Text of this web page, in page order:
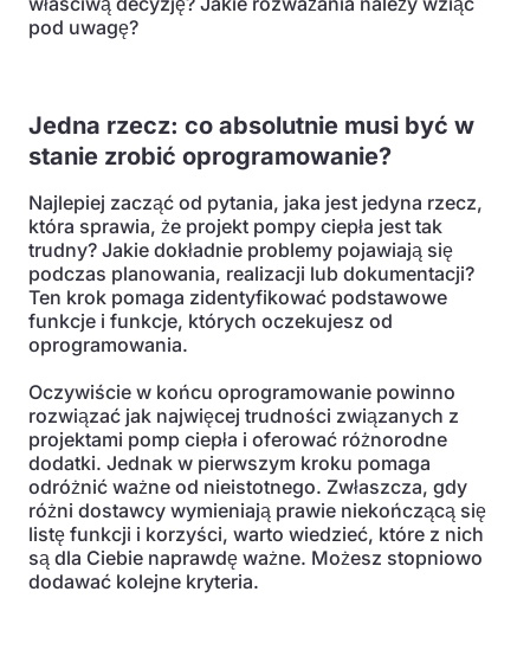
pod uwagę?
Jedna rzecz: co absolutnie musi być w
stanie zrobić oprogramowanie?
Najlepiej zacząć od pytania, jaka jest jedyna rzecz,
która sprawia, że projekt pompy ciepła jest tak
trudny? Jakie dokładnie problemy pojawiają się
podczas planowania, realizacji lub dokumentacji?
Ten krok pomaga zidentyfikować podstawowe
funkcje i funkcje, których oczekujesz od
oprogramowania.
Oczywiście w końcu oprogramowanie powinno
rozwiązać jak najwięcej trudności związanych z
projektami pomp ciepła i oferować różnorodne
dodatki. Jednak w pierwszym kroku pomaga
odróżnić ważne od nieistotnego. Zwłaszcza, gdy
różni dostawcy wymieniają prawie niekończącą się
listę funkcji i korzyści, warto wiedzieć, które z nich
są dla Ciebie naprawdę ważne. Możesz stopniowo
dodawać kolejne kryteria.